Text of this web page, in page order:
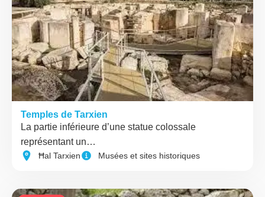
Temples de Tarxien
La partie inférieure d’une statue colossale
représentant un…
Ħal Tarxien Musées et sites historiques